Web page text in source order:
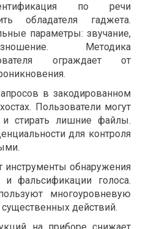
по речи
обладателя гаджета.
параметры: звучание,
Методика
ограждает от
в закодированном
Пользователи могут
и стирать лишние файлы.
для контроля
инструменты обнаружения
фальсификации голоса.
многоуровневую
действий.